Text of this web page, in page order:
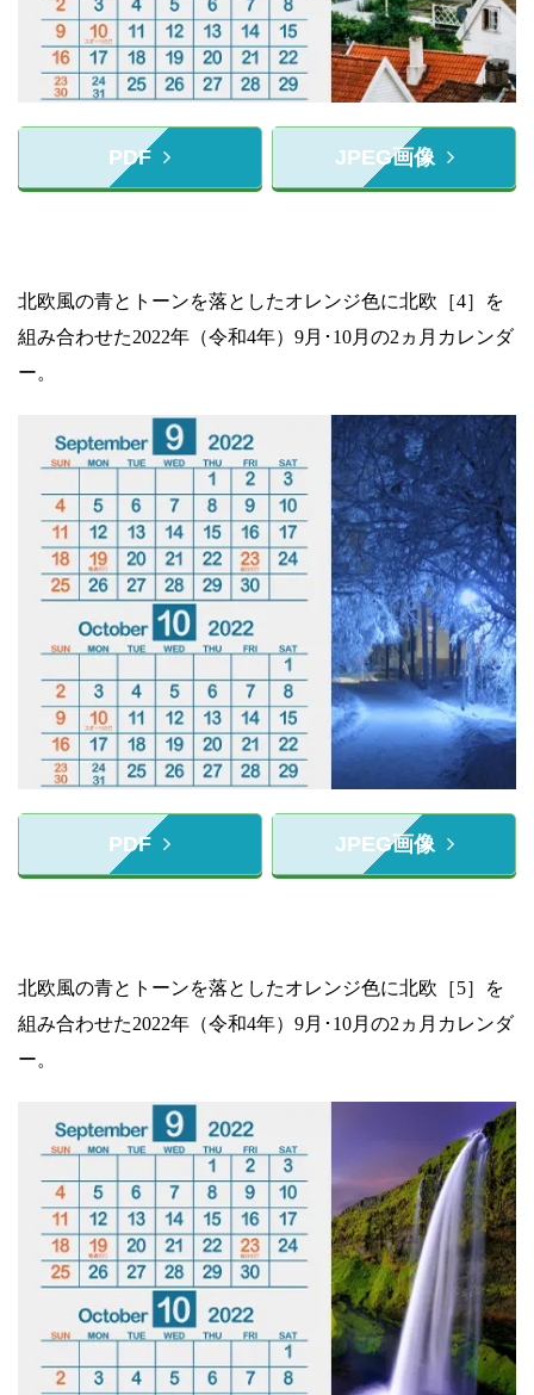
PDF JPEG画像
北欧風の青とトーンを落としたオレンジ色に北欧［4］を
組み合わせた2022年（令和4年）9月･10月の2ヵ月カレンダ
ー。
PDF JPEG画像
北欧風の青とトーンを落としたオレンジ色に北欧［5］を
組み合わせた2022年（令和4年）9月･10月の2ヵ月カレンダ
ー。